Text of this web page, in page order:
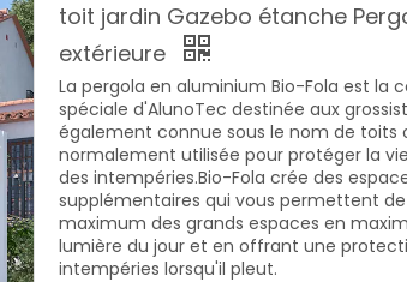
toit jardin Gazebo étanche
extérieure
La pergola en aluminium Bio-Fola est la
spéciale d'AlunoTec destinée aux
également connue sous le nom de toits
normalement utilisée pour protéger la
des intempéries.Bio-Fola crée des
supplémentaires qui vous permettent
maximum des grands espaces en
lumière du jour et en offrant une
intempéries lorsqu'il pleut.